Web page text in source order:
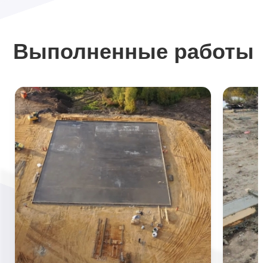
Выполненные работы